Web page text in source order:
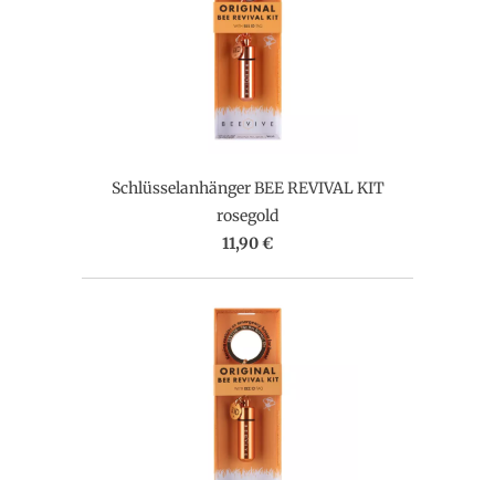
Schlüsselanhänger BEE REVIVAL KIT
rosegold
11,90 €